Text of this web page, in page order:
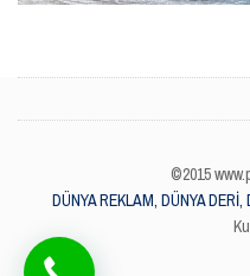
©2015
DÜNYA REKLAM, DÜNYA